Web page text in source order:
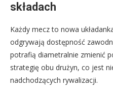
składach
Każdy mecz to nowa
odgrywają dostępność
potrafią diametralnie zmienić
strategię obu drużyn, co jest
nadchodzących rywalizacji.